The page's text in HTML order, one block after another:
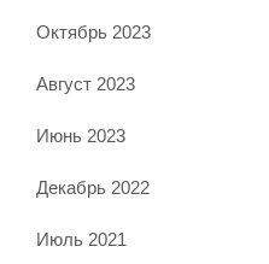
Октябрь 2023
Август 2023
Июнь 2023
Декабрь 2022
Июль 2021